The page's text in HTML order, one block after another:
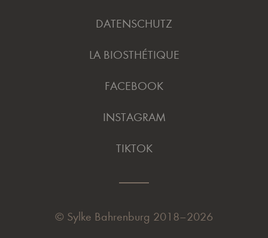
DATENSCHUTZ
LA BIOSTHÉTIQUE
FACEBOOK
INSTAGRAM
TIKTOK
© Sylke Bahrenburg 2018–2026